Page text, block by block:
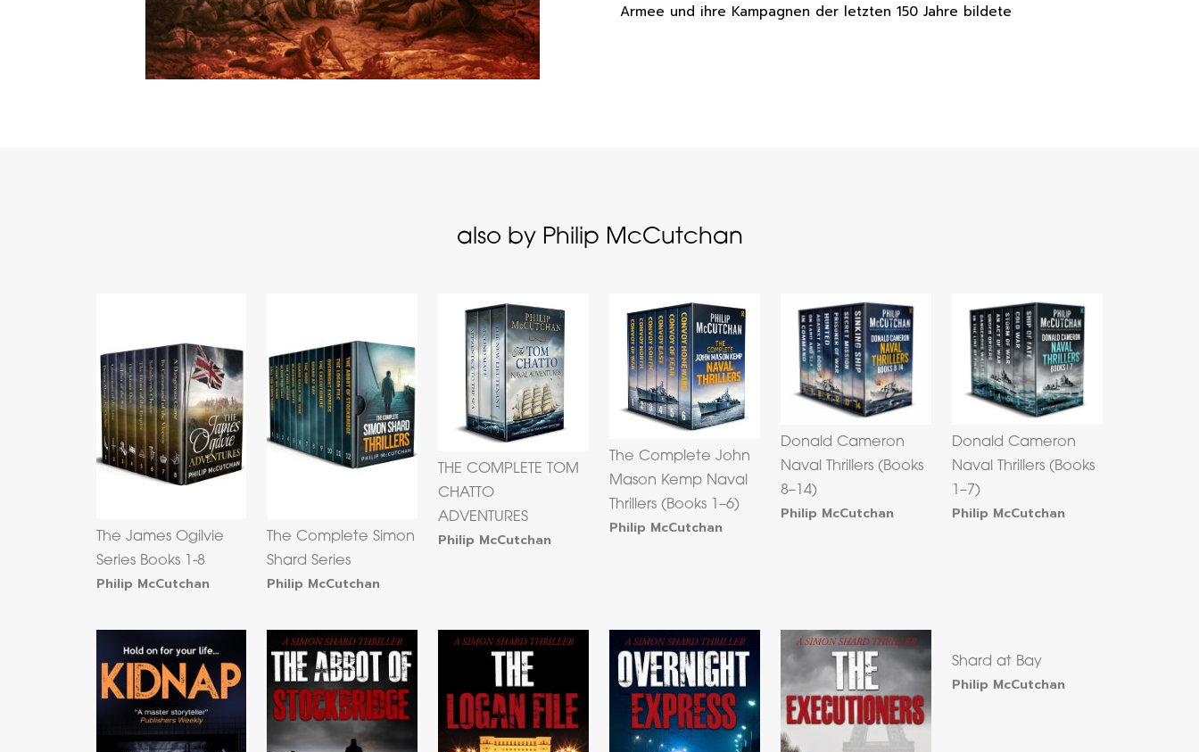
Armee und ihre Kampagnen der letzten 150 Jahre bildete
also by Philip McCutchan
The James Ogilvie
Series Books 1-8
Philip McCutchan
The Complete Simon
Shard Series
Philip McCutchan
THE COMPLETE TOM
CHATTO
ADVENTURES
Philip McCutchan
The Complete John
Mason Kemp Naval
Thrillers (Books 1–6)
Philip McCutchan
Donald Cameron
Naval Thrillers (Books
8–14)
Philip McCutchan
Donald Cameron
Naval Thrillers (Books
1–7)
Philip McCutchan
Shard at Bay
Philip McCutchan